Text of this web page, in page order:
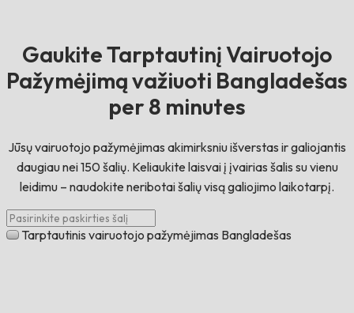
Gaukite Tarptautinį Vairuotojo
Pažymėjimą važiuoti Bangladešas
per 8 minutes
Jūsų vairuotojo pažymėjimas akimirksniu išverstas ir galiojantis
daugiau nei 150 šalių. Keliaukite laisvai į įvairias šalis su vienu
leidimu – naudokite neribotai šalių visą galiojimo laikotarpį.
Tarptautinis vairuotojo pažymėjimas Bangladešas